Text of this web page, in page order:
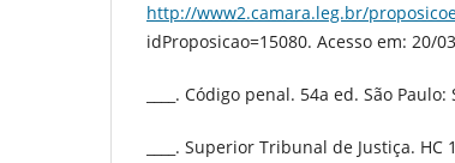
http://www2.camara.leg.br/
idProposicao=15080. Acesso em: 20/
____. Código penal. 54a ed. São
____. Superior Tribunal de Justiça.